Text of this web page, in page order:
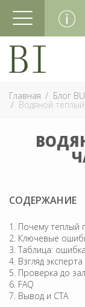
Главная Блог
Водяной
СОДЕРЖАНИЕ
Почему теплый
Ключевые
Таблица:
Взгляд эксперта
Проверка до
FAQ
Вывод и CTA